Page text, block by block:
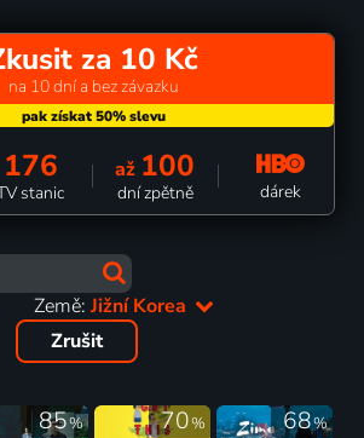
za 10 Kč
na 10 dní a bez závazku
176
stanic
až 100
dní zpětně dárek
Země:Jižní Korea
Zrušit
85% 70% 68%